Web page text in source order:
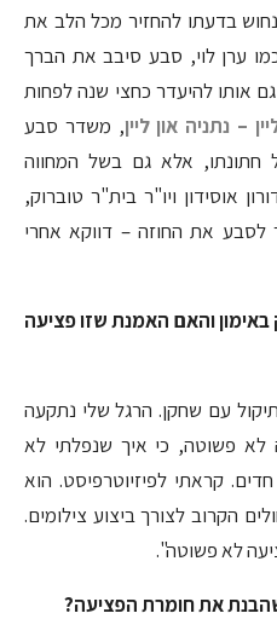
בדעתו להחזיר מכל הלב את
ערן לוי, סבע סיבב את הברך
אותו להיעדר כחצי שנה לפחות
– נתניה און ליין, משדר סבע
חתונתו, אלא גם בשל המחווה
אוסידון ויו"ר בית"ר טוברוק,
לסבע את החוזה – דווקא אחרי
והאם האמנת שזו פציעה
עם שחקן. הרגל שלי נתקעה
לא פשוטה, כי איך שנפלתי לא
קראתי לפיזיוטרפיסט. הוא
הקרוב לצורך ביצוע צילומים.
לא פשוטה".
את חומרת הפציעה?